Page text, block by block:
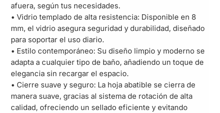
afuera, según tus necesidades.
• Vidrio templado de alta resistencia: Disponible en 8
mm, el vidrio asegura seguridad y durabilidad, diseñado
para soportar el uso diario.
• Estilo contemporáneo: Su diseño limpio y moderno se
adapta a cualquier tipo de baño, añadiendo un toque de
elegancia sin recargar el espacio.
• Cierre suave y seguro: La hoja abatible se cierra de
manera suave, gracias al sistema de rotación de alta
calidad, ofreciendo un sellado eficiente y evitando